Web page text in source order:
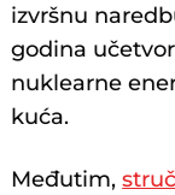
izvršnu
godina
nuklearne
kuća.
Međutim,